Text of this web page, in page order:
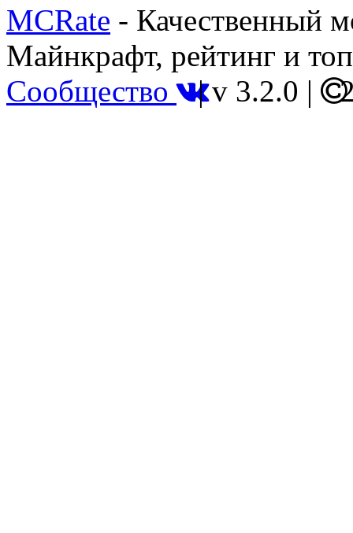
MCRate - Качественный
Майнкрафт, рейтинг и
Сообщество |v 3.2.0 |